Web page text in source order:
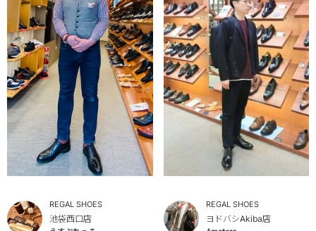
REGAL SHOES
池袋西口店
REGAL SHOES
ヨドバシAkiba店